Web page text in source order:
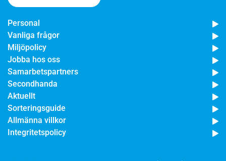
Personal
Vanliga frågor
Miljöpolicy
Jobba hos oss
Samarbetspartners
Secondhanda
Aktuellt
Sorteringsguide
Allmänna villkor
Integritetspolicy